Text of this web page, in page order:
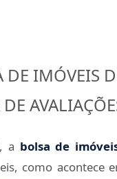
DE IMÓVEIS
a bolsa de
como acontece